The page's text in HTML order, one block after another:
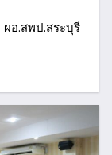
อ.สพป.สระบุรี